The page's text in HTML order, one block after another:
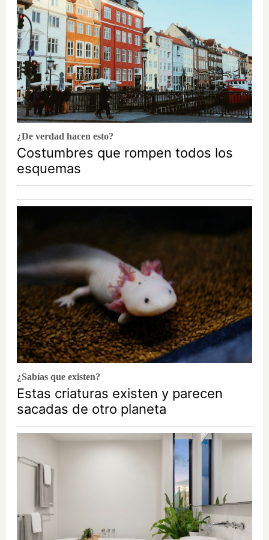
¿De verdad hacen esto?
Costumbres que rompen todos los
esquemas
¿Sabías que existen?
Estas criaturas existen y parecen
sacadas de otro planeta